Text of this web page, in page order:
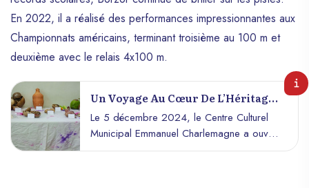
En 2022, il a réalisé des performances impressionnantes aux
Championnats américains, terminant troisième au 100 m et
deuxième avec le relais 4x100 m.
Un Voyage Au Cœur De L’Héritage
Précolombien : Retour Sur
L’Événement Survivance Arawak,
Taïnos, Ciboney
Le 5 décembre 2024, le Centre Culturel
Municipal Emmanuel Charlemagne a ouvert
ses portes pour une journée inoubliable